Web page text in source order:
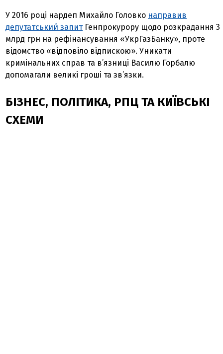
У 2016 році нардеп Михайло Головко направив
депутатський запитГенпрокурору щодо розкрадання 3
млрд грн на рефінансування «УкрГазБанку», проте
відомство «відповіло відпискою». Уникати
кримінальних справ та в’язниці Василю Горбалю
допомагали великі гроші та зв’язки.
БІЗНЕС, ПОЛІТИКА, РПЦ ТА КИЇВСЬКІ
СХЕМИ